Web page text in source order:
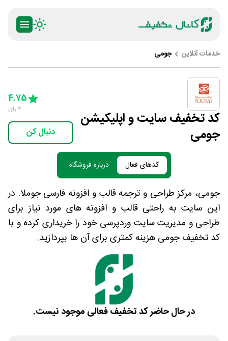
خدمات آنلاین جومی
کد تخفیف سایت و اپلیکیشن
جومی
3 Stars
4 Stars
5 Stars
4.75
4 رای
دنبال کن
کدهای فعال درباره فروشگاه
جومی، مرکز طراحی و ترجمه قالب و افزونه فارسی جوملا. در
این سایت به راحتی قالب و افزونه های مورد نیاز برای
طراحی و مدیریت سایت وردپرسی خود را خریداری کرده و با
کد تخفیف جومی هزینه کمتری برای آن ها بپردازید.
در حال حاضر کد تخفیف فعالی موجود نیست.